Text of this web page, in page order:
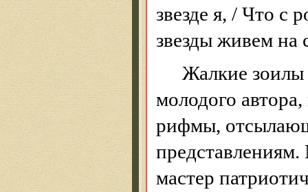
звезде я, / Что с
звезды живем на
Жалкие
молодого
рифмы,
мастер